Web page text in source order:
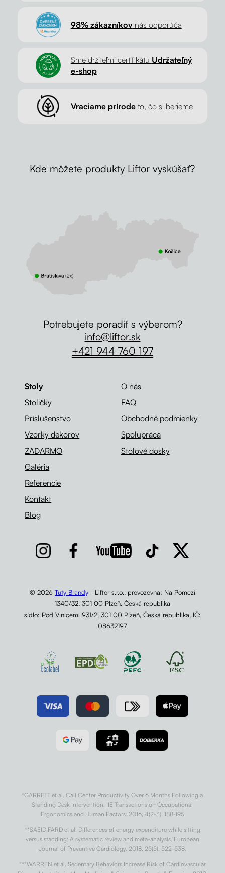
98% zákazníkovnás odporúča
Sme držiteľmi certifikátu Udržateľný
e-shop
Vraciame prírodeto, čo si berieme
Kde môžete produkty Liftor vyskúšať?
Stoly
Stoličky
Príslušenstvo
Vzorky dekorov
ZADARMO
Galéria
Referencie
Kontakt
Blog
O nás
FAQ
Obchodné podmienky
Spolupráca
Stolové dosky
Potrebujete poradiť s výberom?
info@liftor.sk
+421 944 760 197
© 2026 Tuty Brandy- Liftor s.r.o., provozovna: Na Pomezí
1340/32, 301 00 Plzeň, Česká republika
sídlo: Pod Vinicemi 931/2, 301 00 Plzeň, Česká republika, IČ:
08632197
*GARRETT et al. Call Center Productivity Over 6 Months Following a
Standing Desk Intervention. IIE Transactions on Occupational
Ergonomics and Human Factors. 2016, 4(2-3), 188-195
**SAEIDIFARD et al. Differences of energy expenditure while sitting
versus standing: A systematic review and meta-analysis. European
Journal of Preventive Cardiology. 2018, 25(5), 522-538.
***WARREN et al. Sedentary Behaviors Increase Risk of Cardiovascular